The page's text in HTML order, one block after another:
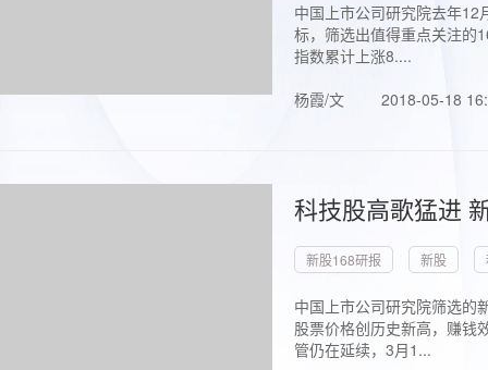
中国上市公司研究院去年
标，筛选出值得重点关注的
指数累计上涨8....
杨霞/文
2018-05-18
科技股高歌猛进
新股168研报 新股
中国上市公司研究院筛选的
股票价格创历史新高，赚钱
管仍在延续，3月1...